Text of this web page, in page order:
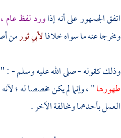
اتفق الجمهور على أنه إذاورد لفظ عام
ومخرجا عنه ما سواه خلافالأبي ثورمن
وذلك كقوله - صلى الله عليه وسلم -
طهورها" ، وإنما لم يكن مخصصا له ؛
العمل بأحدهما ومخالفة الآخر .